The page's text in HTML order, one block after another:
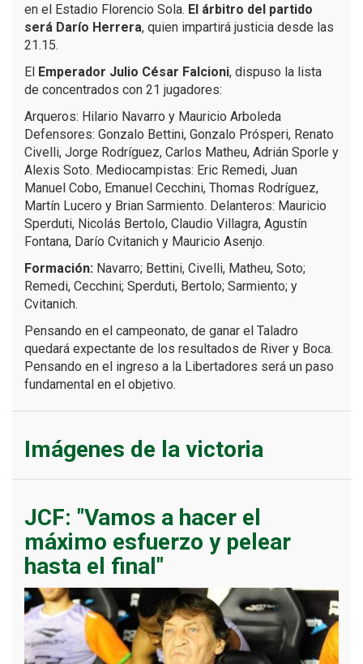
en el Estadio Florencio Sola. El árbitro del partido
será Darío Herrera, quien impartirá justicia desde las
21.15.
El Emperador Julio César Falcioni, dispuso la lista
de concentrados con 21 jugadores:
Arqueros: Hilario Navarro y Mauricio Arboleda
Defensores: Gonzalo Bettini, Gonzalo Prósperi, Renato
Civelli, Jorge Rodríguez, Carlos Matheu, Adrián Sporle y
Alexis Soto. Mediocampistas: Eric Remedi, Juan
Manuel Cobo, Emanuel Cecchini, Thomas Rodríguez,
Martín Lucero y Brian Sarmiento. Delanteros: Mauricio
Sperduti, Nicolás Bertolo, Claudio Villagra, Agustín
Fontana, Darío Cvitanich y Mauricio Asenjo.
Formación: Navarro; Bettini, Civelli, Matheu, Soto;
Remedi, Cecchini; Sperduti, Bertolo; Sarmiento; y
Cvitanich.
Pensando en el campeonato, de ganar el Taladro
quedará expectante de los resultados de River y Boca.
Pensando en el ingreso a la Libertadores será un paso
fundamental en el objetivo.
Imágenes de la victoria
JCF: "Vamos a hacer el
máximo esfuerzo y pelear
hasta el final"